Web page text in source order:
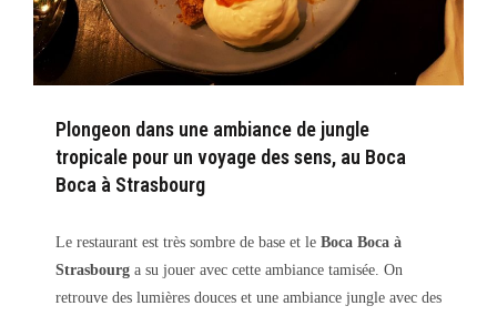
Plongeon dans une ambiance de jungle
tropicale pour un voyage des sens, au Boca
Boca à Strasbourg
Le restaurant est très sombre de base et le Boca Boca à
Strasbourg a su jouer avec cette ambiance tamisée. On
retrouve des lumières douces et une ambiance jungle avec des